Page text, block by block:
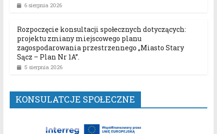
6 sierpnia 2026
Rozpoczęcie konsultacji społecznych dotyczących:
projektu zmiany miejscowego planu
zagospodarowania przestrzennego „Miasto Stary
Sącz – Plan Nr 1A”.
5 sierpnia 2026
KONSULATCJE SPOŁECZNE